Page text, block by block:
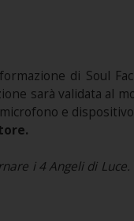
di Soul
sarà validata al
e
i 4 Angeli di Luce.